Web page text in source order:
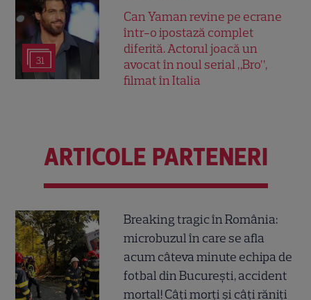
31
Can Yaman revine pe ecrane
într-o ipostază complet
diferită. Actorul joacă un
avocat în noul serial „Bro”,
filmat în Italia
ARTICOLE PARTENERI
Breaking tragic în România:
microbuzul în care se afla
acum câteva minute echipa de
fotbal din București, accident
mortal! Câți morți și câți răniți